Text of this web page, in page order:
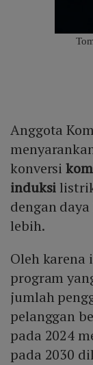
Anggota
konversi
induksi
dengan
lebih.
Oleh karena
program
jumlah
pelanggan
pada 2024
pada 2030